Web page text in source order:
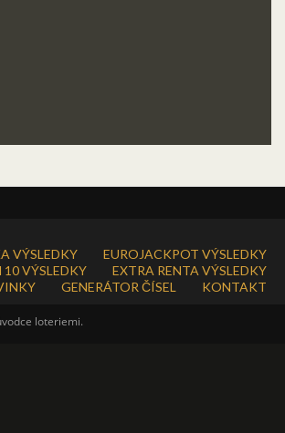
VÝSLEDKY
EUROJACKPOT VÝSLEDKY
10 VÝSLEDKY
EXTRA RENTA VÝSLEDKY
GENERÁTOR ČÍSEL KONTAKT
loteriemi.